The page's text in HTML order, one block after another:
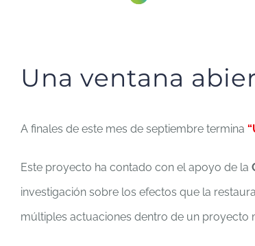
Una ventana
A finales de este mes de septiembre termina
Este proyecto ha contado con el apoyo de la
investigación sobre los efectos que la
múltiples actuaciones dentro de un